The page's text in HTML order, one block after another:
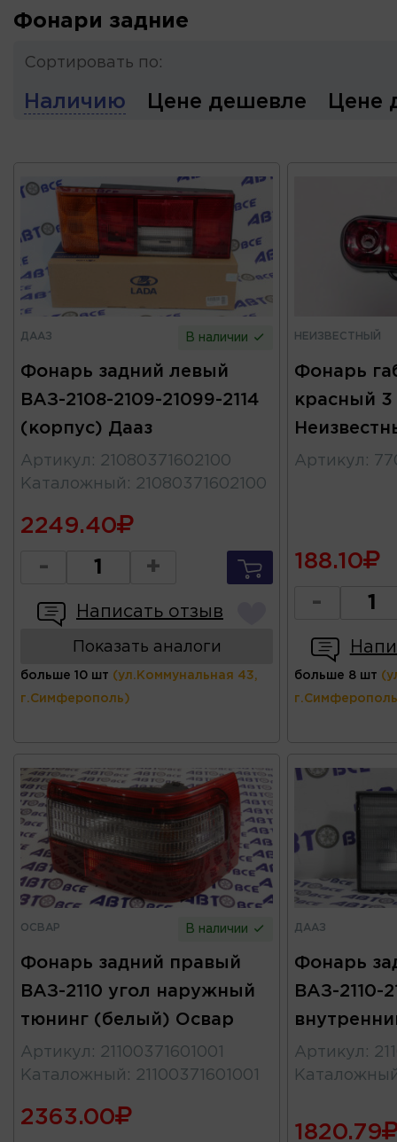
Фонари задние
Сортировать по:
Наличию Цене дешевле Цене
ДААЗ В наличии
Фонарь задний левый
ВАЗ-2108-2109-21099-2114
(корпус) Дааз
Артикул : 21080371602100
Каталожный : 21080371602100
2249.40
- +
Написать отзыв
Показать аналоги
больше 10 шт (ул.Коммунальная 43,
г.Симферополь)
НЕИЗВЕСТНЫЙ
Фонарь
красный 3
Артикул :
188.10
-
больше 8 шт
ОСВАР В наличии
Фонарь задний правый
ВАЗ-2110 угол наружный
тюнинг (белый) Освар
Артикул : 21100371601001
Каталожный : 21100371601001
2363.00
ДААЗ
Фонарь
ВАЗ-2110-
Артикул :
1820.79